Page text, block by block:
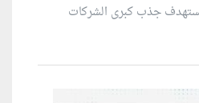
جذب كبرى الشركات